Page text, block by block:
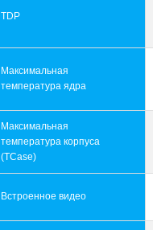
TDP
Максимальная
температура ядра
Максимальная
температура корпуса
(TCase)
Встроенное видео